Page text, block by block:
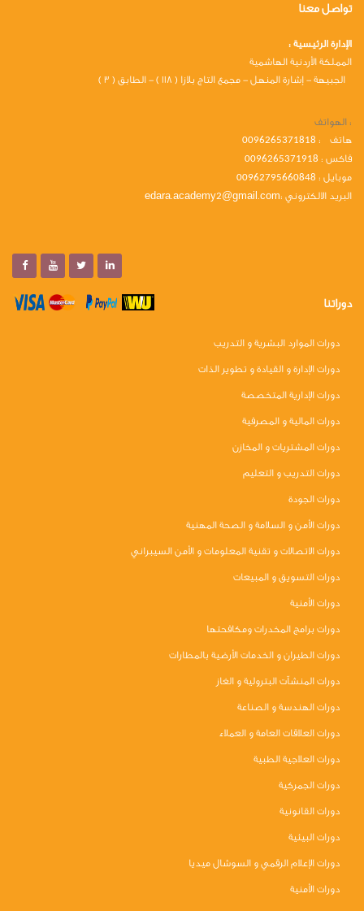
تواصل معنا
الإدارة الرئيسية :
المملكة الأردنية الهاشمية
الهواتف :
هاتف : 0096265371818
فاكس : 0096265371918
موبايل : 00962795660848
البريد الالكتروني :edara.academy 2@gmail.com
دوراتنا
دورات الموارد البشرية و التدريب
دورات الإدارة و القيادة و تطوير الذات
دورات الإدارية المتخصصة
دورات المالية و المصرفية
دورات المشتريات و المخازن
دورات التدريب و التعليم
دورات الجودة
دورات الأمن و السلامة و الصحة المهنية
دورات الاتصالات و تقنية المعلومات و الأمن السيبراني
دورات التسويق و المبيعات
دورات الأمنية
دورات برامج المخدرات ومكافحتها
دورات الطيران و الخدمات الأرضية بالمطارات
دورات المنشآت البترولية و الغاز
دورات الهندسة و الصناعة
دورات العلاقات العامة و العملاء
دورات العلاجية الطبية
دورات الجمركية
دورات القانونية
دورات البيئية
دورات الإعلام الرقمي و السوشال ميديا
دورات الأمنية